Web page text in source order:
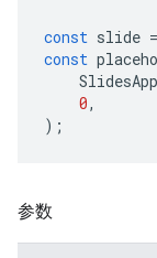
const slide =
const
SlidesApp
0,
);
参数